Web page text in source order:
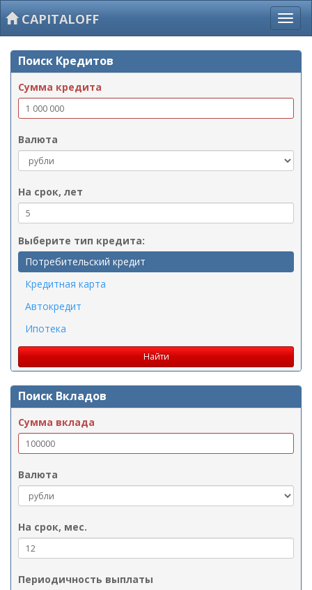
CAPITALOFF
Поиск Кредитов
Сумма кредита
Валюта
На срок, лет
Выберите тип кредита:
Потребительский кредит
Кредитная карта
Автокредит
Ипотека
Поиск Вкладов
Сумма вклада
Валюта
На срок, мес.
Периодичность выплаты